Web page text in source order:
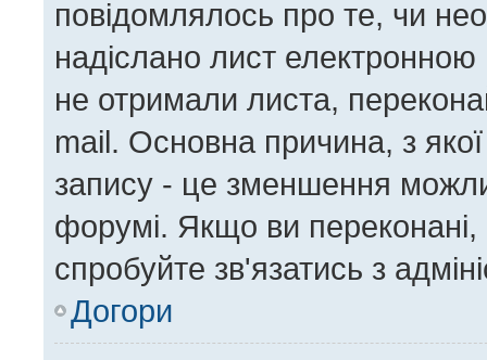
повідомлялось про те, чи
надіслано лист
не отримали листа,
mail. Основна причина, з якої
запису - це зменшення
форумі. Якщо ви
спробуйте зв'язатись з
Догори